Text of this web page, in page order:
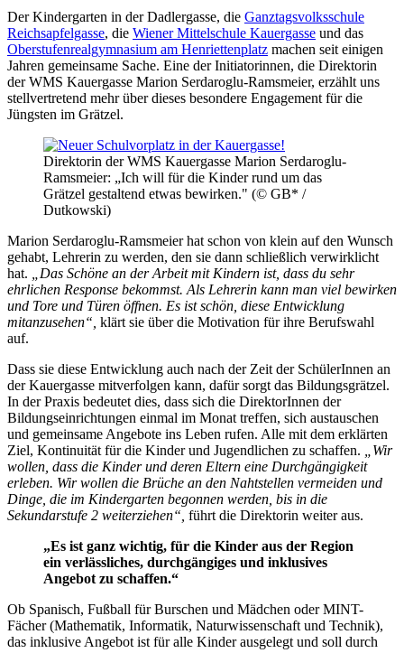
Der Kindergarten in der Dadlergasse, die Ganztagsvolksschule
Reichsapfelgasse, die Wiener Mittelschule Kauergasse und das
Oberstufenrealgymnasium am Henriettenplatz machen seit einigen
Jahren gemeinsame Sache. Eine der Initiatorinnen, die Direktorin
der WMS Kauergasse Marion Serdaroglu-Ramsmeier, erzählt uns
stellvertretend mehr über dieses besondere Engagement für die
Jüngsten im Grätzel.
Direktorin der WMS Kauergasse Marion Serdaroglu-
Ramsmeier: „Ich will für die Kinder rund um das
Grätzel gestaltend etwas bewirken." (© GB* /
Dutkowski)
Marion Serdaroglu-Ramsmeier hat schon von klein auf den Wunsch
gehabt, Lehrerin zu werden, den sie dann schließlich verwirklicht
hat.
„Das Schöne an der Arbeit mit Kindern ist, dass du sehr
ehrlichen Response bekommst. Als Lehrerin kann man viel bewirken
und Tore und Türen öffnen. Es ist schön, diese Entwicklung
mitanzusehen“, klärt sie über die Motivation für ihre Berufswahl
auf.
Dass sie diese Entwicklung auch nach der Zeit der SchülerInnen an
der Kauergasse mitverfolgen kann, dafür sorgt das Bildungsgrätzel.
In der Praxis bedeutet dies, dass sich die DirektorInnen der
Bildungseinrichtungen einmal im Monat treffen, sich austauschen
und gemeinsame Angebote ins Leben rufen. Alle mit dem erklärten
Ziel, Kontinuität für die Kinder und Jugendlichen zu schaffen.
„Wir
wollen, dass die Kinder und deren Eltern eine Durchgängigkeit
erleben. Wir wollen die Brüche an den Nahtstellen vermeiden und
Dinge, die im Kindergarten begonnen werden, bis in die
Sekundarstufe 2 weiterziehen“, führt die Direktorin weiter aus.
„Es ist ganz wichtig, für die Kinder aus der Region
ein verlässliches, durchgängiges und inklusives
Angebot zu schaffen.“
Ob Spanisch, Fußball für Burschen und Mädchen oder MINT-
Fächer (Mathematik, Informatik, Naturwissenschaft und Technik),
das inklusive Angebot ist für alle Kinder ausgelegt und soll durch